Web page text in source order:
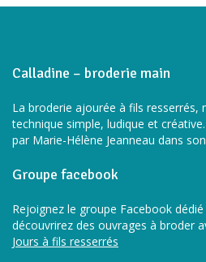
Calladine – broderie main
La broderie ajourée à fils resserrés,
technique simple, ludique et
par Marie-Hélène Jeanneau dans
Groupe facebook
Rejoignez le groupe Facebook
découvrirez des ouvrages à broder
Jours à fils resserrés